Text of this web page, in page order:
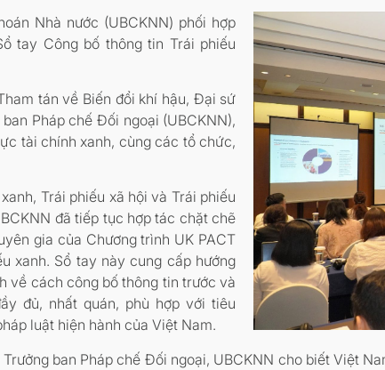
Nhà nước (UBCKNN) phối hợp
tay Công bố thông tin Trái phiếu
tán về Biến đổi khí hậu, Đại sứ
Pháp chế Đối ngoại (UBCKNN),
tài chính xanh, cùng các tổ chức,
Trái phiếu xã hội và Trái phiếu
đã tiếp tục hợp tác chặt chẽ
gia của Chương trình UK PACT
xanh. Sổ tay này cung cấp hướng
về cách công bố thông tin trước và
đủ, nhất quán, phù hợp với tiêu
luật hiện hành của Việt Nam.
ban Pháp chế Đối ngoại, UBCKNN cho biết Việt